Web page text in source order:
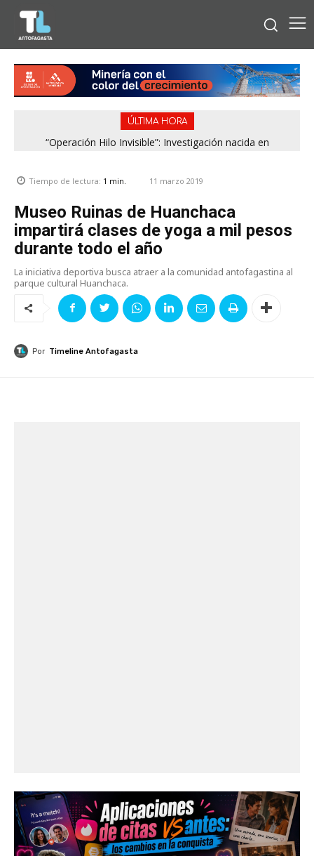
ÚLTIMA HORA
“Operación Hilo Invisible”: Investigación nacida en
Tiempo de lectura: 1 min. 11 marzo 2019
Museo Ruinas de Huanchaca
impartirá clases de yoga a mil pesos
durante todo el año
La iniciativa deportiva busca atraer a la comunidad antofagastina al
parque cultural Huanchaca.
Por Timeline Antofagasta